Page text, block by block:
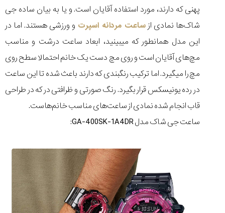
پهنی که دارند، مورد استفاده آقایان است. و یا به بیان ساده جی
شاک‌ها نمادی ازساعت مردانه اسپرت و ورزشی هستند. اما در
این مدل همانطور که میبینید، ابعاد ساعت درشت و مناسب
مچ‌های آقایان است و روی مچ دست یک خانم احتمالا سطح روی
مچ را میگیرد. اما ترکیب رنگبندی که دارند باعث شده تا این ساعت
در رده یونیسکس قرار بگیرد. رنگ صورتی و ظرافتی در که در طراحی
قاب انجام شده نمادی از ساعت‌های مناسب خانم‌هاست.
ساعت جی شاک مدل GA-400SK-1A4DR: